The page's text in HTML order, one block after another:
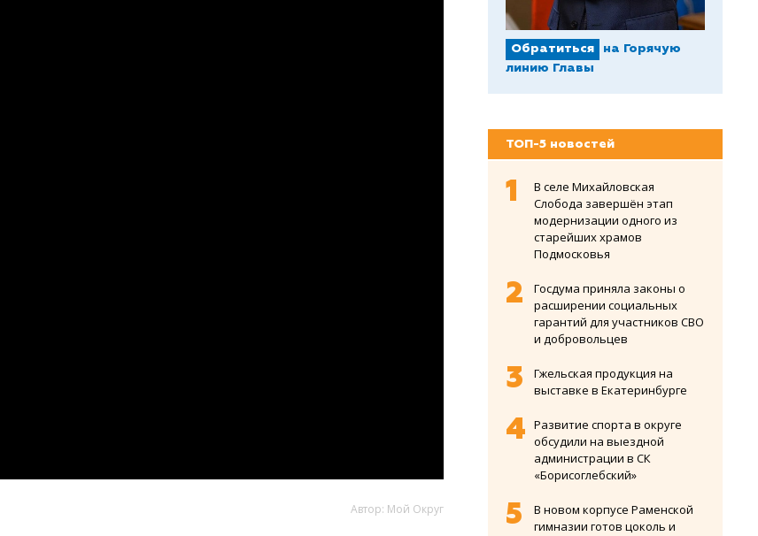
Автор: Мой Округ
Обратиться
на Горячую
линию Главы
ТОП-5 новостей
В селе Михайловская
Слобода завершён этап
модернизации одного из
старейших храмов
Подмосковья
Госдума приняла законы о
расширении социальных
гарантий для участников СВО
и добровольцев
Гжельская продукция на
выставке в Екатеринбурге
Развитие спорта в округе
обсудили на выездной
администрации в СК
«Борисоглебский»
В новом корпусе Раменской
гимназии готов цоколь и